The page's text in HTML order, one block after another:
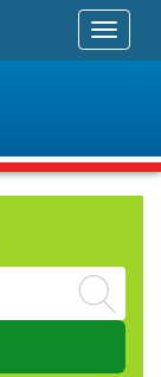
Toggle